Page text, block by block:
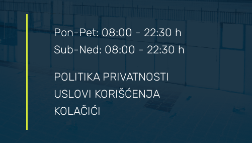
Pon-Pet: 08:00 - 22:30 h
Sub-Ned: 08:00 - 22:30 h
POLITIKA PRIVATNOSTI
USLOVI KORIŠĆENJA
KOLAČIĆI